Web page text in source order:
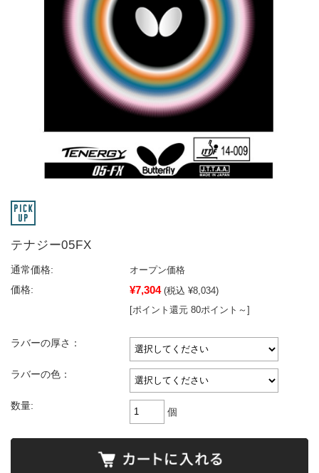
テナジー05FX
通常価格:
オープン価格
価格:
¥7,304 (税込 ¥8,034)
[ポイント還元 80ポイント～]
ラバーの厚さ：
ラバーの色：
数量:
個